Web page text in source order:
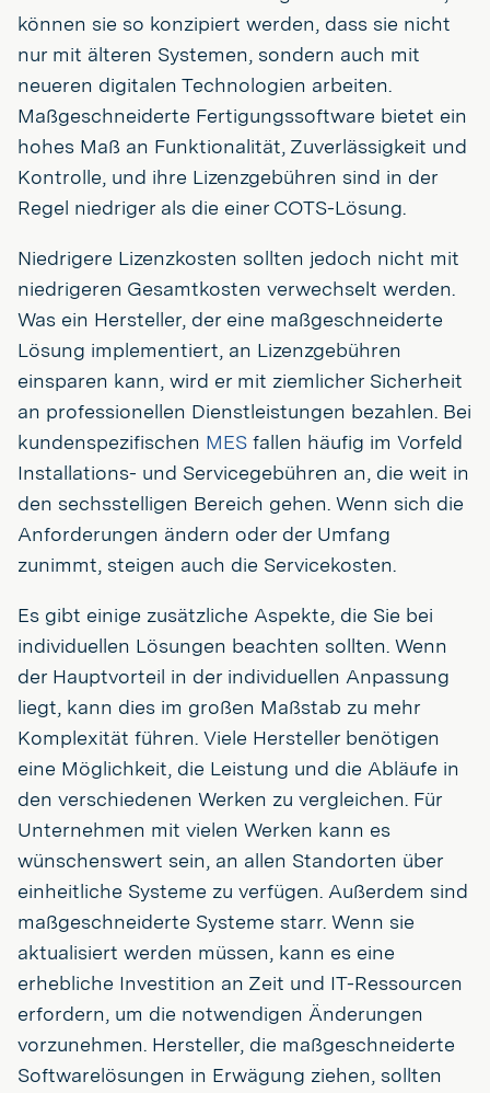
können sie so konzipiert werden, dass sie nicht
nur mit älteren Systemen, sondern auch mit
neueren digitalen Technologien arbeiten.
Maßgeschneiderte Fertigungssoftware bietet ein
hohes Maß an Funktionalität, Zuverlässigkeit und
Kontrolle, und ihre Lizenzgebühren sind in der
Regel niedriger als die einer COTS-Lösung.
Niedrigere Lizenzkosten sollten jedoch nicht mit
niedrigeren Gesamtkosten verwechselt werden.
Was ein Hersteller, der eine maßgeschneiderte
Lösung implementiert, an Lizenzgebühren
einsparen kann, wird er mit ziemlicher Sicherheit
an professionellen Dienstleistungen bezahlen. Bei
kundenspezifischen MES fallen häufig im Vorfeld
Installations- und Servicegebühren an, die weit in
den sechsstelligen Bereich gehen. Wenn sich die
Anforderungen ändern oder der Umfang
zunimmt, steigen auch die Servicekosten.
Es gibt einige zusätzliche Aspekte, die Sie bei
individuellen Lösungen beachten sollten. Wenn
der Hauptvorteil in der individuellen Anpassung
liegt, kann dies im großen Maßstab zu mehr
Komplexität führen. Viele Hersteller benötigen
eine Möglichkeit, die Leistung und die Abläufe in
den verschiedenen Werken zu vergleichen. Für
Unternehmen mit vielen Werken kann es
wünschenswert sein, an allen Standorten über
einheitliche Systeme zu verfügen. Außerdem sind
maßgeschneiderte Systeme starr. Wenn sie
aktualisiert werden müssen, kann es eine
erhebliche Investition an Zeit und IT-Ressourcen
erfordern, um die notwendigen Änderungen
vorzunehmen. Hersteller, die maßgeschneiderte
Softwarelösungen in Erwägung ziehen, sollten